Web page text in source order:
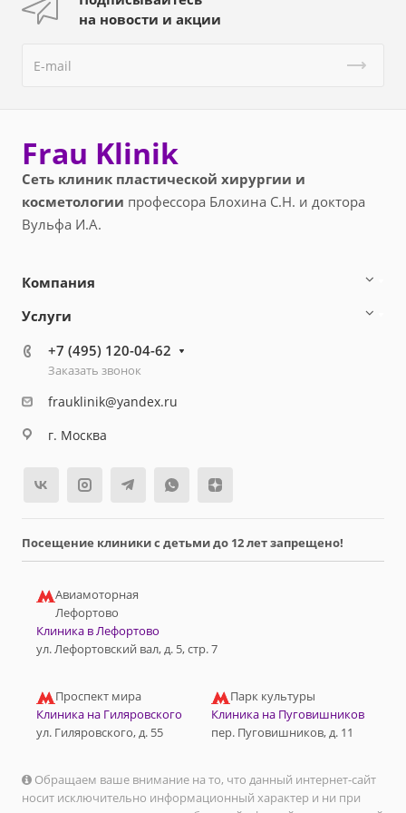
на новости и акции
Frau Klinik
Сеть клиник пластической хирургии и
косметологии профессора Блохина С.Н. и доктора
Вульфа И.А.
Компания
Услуги
+7 (495) 120-04-62
Заказать звонок
frauklinik@yandex.ru
г. Москва
Посещение клиники с детьми до 12 лет запрещено!
Авиамоторная
Лефортово
Клиника в Лефортово
ул. Лефортовский вал, д. 5, стр. 7
Проспект мира
Клиника на Гиляровского
ул. Гиляровского, д. 55
Парк культуры
Клиника на Пуговишников
пер. Пуговишников, д. 11
Обращаем ваше внимание на то, что данный интернет-сайт
носит исключительно информационный характер и ни при